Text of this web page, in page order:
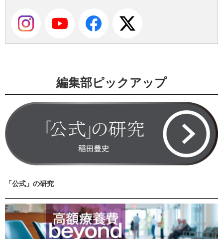
編集部ピックアップ
「公式」の研究